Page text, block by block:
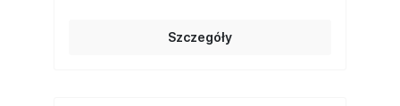
Szczegóły